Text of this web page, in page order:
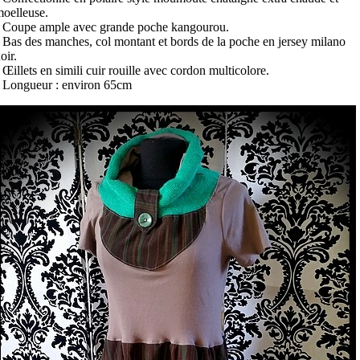
Coupe ample avec grande poche kangourou.
Bas des manches, col montant et bords de la poche en jersey milano
Œillets en simili cuir rouille avec cordon multicolore.
Longueur : environ 65cm